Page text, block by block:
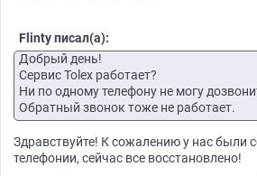
Flinty писал(а):
Добрый день!
Сервис Tolex работает?
Ни по одному телефону не могу
Обратный звонок тоже не работает.
Здравствуйте! К сожалению у нас были
телефонии, сейчас все восстановлено!